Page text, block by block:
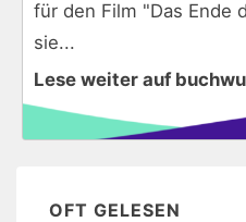
für den Film "Das Ende
sie...
Lese weiter auf
OFT GELESEN